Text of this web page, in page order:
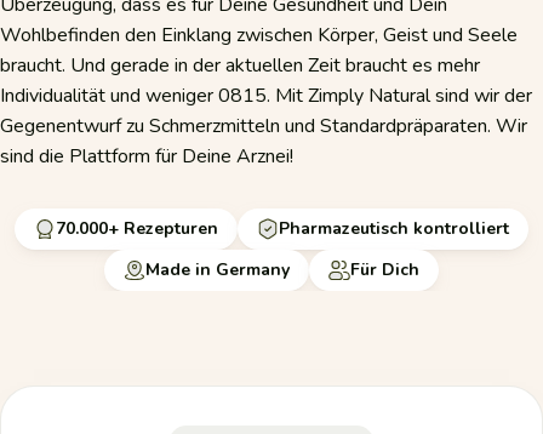
Wohlbefinden den Einklang zwischen Körper, Geist und Seele
braucht. Und gerade in der aktuellen Zeit braucht es mehr
Individualität und weniger 0815. Mit Zimply Natural sind wir der
Gegenentwurf zu Schmerzmitteln und Standardpräparaten. Wir
sind die Plattform für Deine Arznei!
70.000+ Rezepturen
Pharmazeutisch kontrolliert
Made in Germany
Für Dich